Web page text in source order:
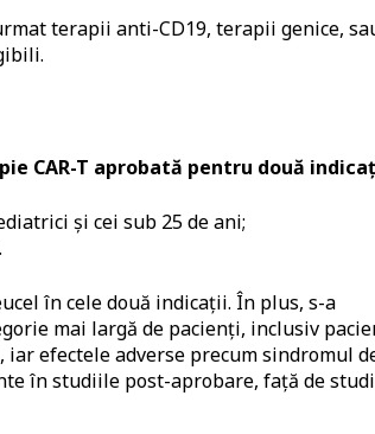
terapii anti-CD19, terapii genice,
CAR-T aprobată pentru două
și cei sub 25 de ani;
în cele două indicații. În plus, s-a
mai largă de pacienți, inclusiv
efectele adverse precum sindromul
în studiile post-aprobare, față de